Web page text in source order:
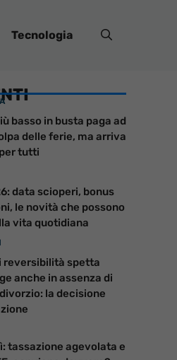
Tecnologia
basso in busta paga ad
delle ferie, ma arriva
tutti
data scioperi, bonus
le novità che possono
vita quotidiana
reversibilità spetta
anche in assenza di
la decisione
tassazione agevolata e